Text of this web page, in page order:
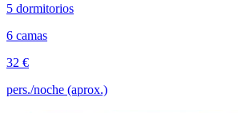
5 dormitorios
6 camas
32 €
pers./noche (aprox.)